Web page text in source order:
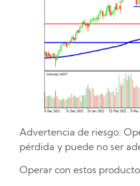
Advertencia de riesgo:
pérdida y puede no ser
Operar con estos